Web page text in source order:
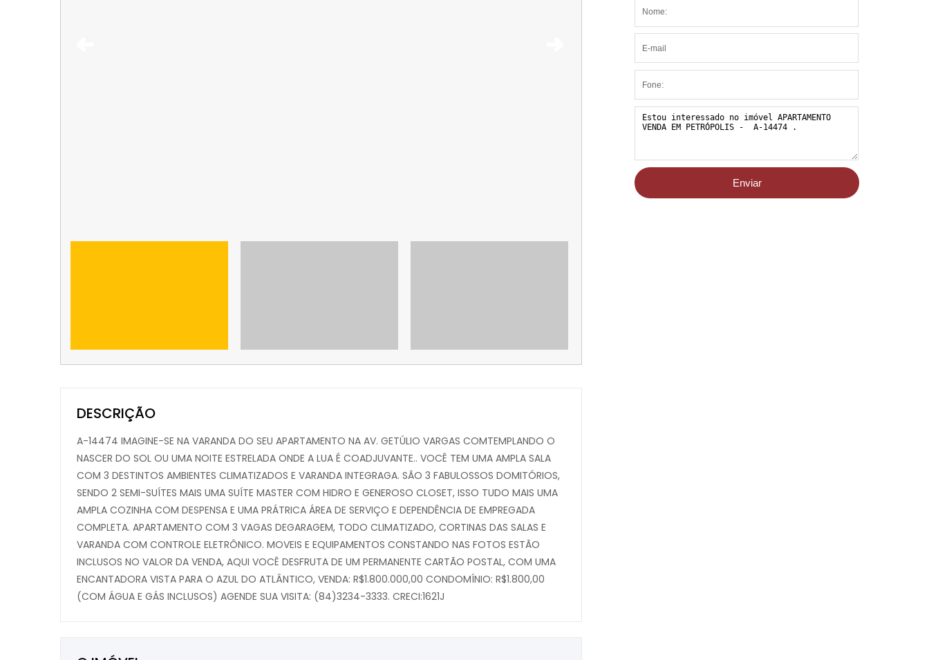
DESCRIÇÃO
A-14474 IMAGINE-SE NA VARANDA DO SEU APARTAMENTO NA AV. GETÚLIO VARGAS COMTEMPLANDO O
NASCER DO SOL OU UMA NOITE ESTRELADA ONDE A LUA É COADJUVANTE.. VOCÊ TEM UMA AMPLA SALA
COM 3 DESTINTOS AMBIENTES CLIMATIZADOS E VARANDA INTEGRAGA. SÃO 3 FABULOSSOS DOMITÓRIOS,
SENDO 2 SEMI-SUÍTES MAIS UMA SUÍTE MASTER COM HIDRO E GENEROSO CLOSET, ISSO TUDO MAIS UMA
AMPLA COZINHA COM DESPENSA E UMA PRÁTRICA ÁREA DE SERVIÇO E DEPENDÊNCIA DE EMPREGADA
COMPLETA. APARTAMENTO COM 3 VAGAS DEGARAGEM, TODO CLIMATIZADO, CORTINAS DAS SALAS E
VARANDA COM CONTROLE ELETRÔNICO. MOVEIS E EQUIPAMENTOS CONSTANDO NAS FOTOS ESTÃO
INCLUSOS NO VALOR DA VENDA, AQUI VOCÊ DESFRUTA DE UM PERMANENTE CARTÃO POSTAL, COM UMA
ENCANTADORA VISTA PARA O AZUL DO ATLÂNTICO, VENDA: R$1.800.000,00 CONDOMÍNIO: R$1.800,00
(COM ÁGUA E GÁS INCLUSOS) AGENDE SUA VISITA: (84)3234-3333. CRECI:1621J